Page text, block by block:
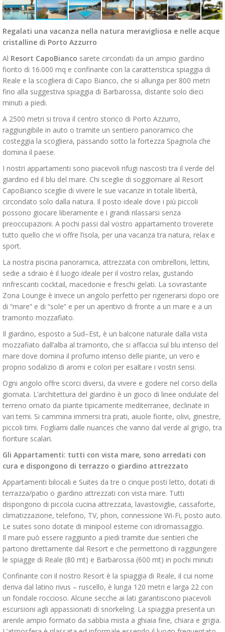
Regalati una vacanza nella natura meravigliosa e nelle acque
cristalline di Porto Azzurro
Al Resort CapoBianco sarete circondati da un ampio giardino
fiorito di 16.000 mq e confinante con la caratteristica spiaggia di
Reale e la scogliera di Capo Bianco, che si allunga per 800 metri
fino alla suggestiva spiaggia di Barbarossa, distante solo dieci
minuti a piedi.
A 2500 metri si trova il centro storico di Porto Azzurro,
raggiungibile in auto o tramite un sentiero panoramico che
costeggia la scogliera, passando sotto la fortezza Spagnola che
domina il paese.
I nostri appartamenti sono piacevoli rifugi nascosti tra il verde del
giardino ed il blu del mare. Chi sceglie di soggiornare al Resort
CapoBianco sceglie di vivere le sue vacanze in totale libertà,
circondato solo dalla natura. Il posto ideale dove i più piccoli
possono giocare liberamente e i grandi rilassarsi senza
preoccupazioni. A pochi passi dal vostro appartamento troverete
tutto quello che vi offre l’isola, per una vacanza tra natura, relax e
sport.
La nostra piscina panoramica, attrezzata con ombrelloni, lettini,
sedie a sdraio è il luogo ideale per il vostro relax, gustando
rinfrescanti cocktail, macedonie e freschi gelati. La sovrastante
Zona Lounge è invece un angolo perfetto per rigenerarsi dopo ore
di “mare” e di “sole” e per un aperitivo di fronte a un mare e a un
tramonto mozzafiato.
Il giardino, esposto a Sud–Est, è un balcone naturale dalla vista
mozzafiato dall’alba al tramonto, che si affaccia sul blu intenso del
mare dove domina il profumo intenso delle piante, un vero e
proprio sodalizio di aromi e colori per esaltare i vostri sensi.
Ogni angolo offre scorci diversi, da vivere e godere nel corso della
giornata. L’architettura del giardino è un gioco di linee ondulate del
terreno ornato da piante tipicamente mediterranee, declinate in
vari temi. Si cammina immersi tra prati, aiuole fiorite, olivi, ginestre,
piccoli timi. Fogliami dalle nuances che vanno dal verde al grigio, tra
fioriture scalari.
Gli Appartamenti: tutti con vista mare, sono arredati con
cura e dispongono di terrazzo o giardino attrezzato
Appartamenti bilocali e Suites da tre o cinque posti letto, dotati di
terrazza/patio o giardino attrezzati con vista mare. Tutti
dispongono di piccola cucina attrezzata, lavastoviglie, cassaforte,
climatizzazione, telefono, TV, phon, connessione Wi-Fi, posto auto.
Le suites sono dotate di minipool esterne con idromassaggio.
Il mare può essere raggiunto a piedi tramite due sentieri che
partono direttamente dal Resort e che permettono di raggiungere
le spiagge di Reale (80 mt) e Barbarossa (600 mt) in pochi minuti
Confinante con il nostro Resort è la spiaggia di Reale, il cui nome
deriva dal latino rivus – ruscello, è lunga 120 metri e larga 22 con
un fondale roccioso. Alcune secche ai lati garantiscono piacevoli
escursioni agli appassionati di snorkeling. La spiaggia presenta un
arenile ampio formato da sabbia mista a ghiaia fine, chiara e grigia.